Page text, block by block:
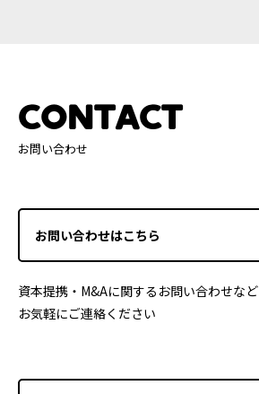
CONTACT
お問い合わせ
お問い合わせはこちら
資本提携・M&Aに関するお問い合わせなど
お気軽にご連絡ください